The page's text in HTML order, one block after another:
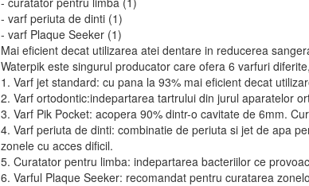
- varf periuta de dinti (1)
- varf Plaque Seeker (1)
Mai eficient decat utilizarea atei dentare in reducerea
Waterpik este singurul producator care ofera 6 varfuri
1. Varf jet standard: cu pana la 93% mai eficient decat
2. Varf ortodontic:indepartarea tartrului din jurul aparatelor
3. Varf Pik Pocket: acopera 90% dintr-o cavitate de 6mm.
4. Varf periuta de dinti: combinatie de periuta si jet de apa
zonele cu acces dificil.
5. Curatator pentru limba: indepartarea bacteriilor ce
6. Varful Plaque Seeker: recomandat pentru curatarea